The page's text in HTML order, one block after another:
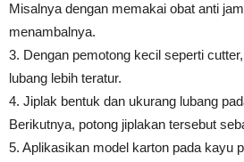
Misalnya dengan memakai obat anti
menambalnya.
3. Dengan pemotong kecil seperti
lubang lebih teratur.
4. Jiplak bentuk dan ukurang lubang
Berikutnya, potong jiplakan tersebut
5. Aplikasikan model karton pada kayu